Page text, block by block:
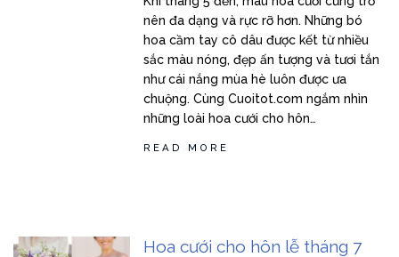
nên đa dạng và rực rỡ hơn. Những bó
hoa cầm tay cô dâu được kết từ nhiều
sắc màu nóng, đẹp ấn tượng và tươi tắn
như cái nắng mùa hè luôn được ưa
chuộng. Cùng Cuoitot.com ngắm nhìn
những loài hoa cưới cho hôn…
READ MORE
Hoa cưới cho hôn lễ tháng 7